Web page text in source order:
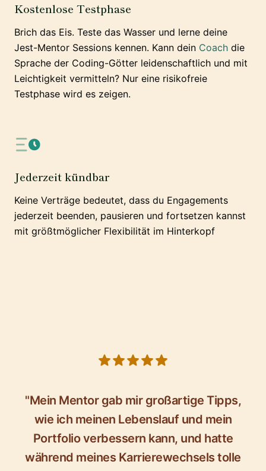
Kostenlose Testphase
Brich das Eis. Teste das Wasser und lerne deine
Jest-Mentor Sessions kennen. Kann dein Coach die
Sprache der Coding-Götter leidenschaftlich und mit
Leichtigkeit vermitteln? Nur eine risikofreie
Testphase wird es zeigen.
Jederzeit kündbar
Keine Verträge bedeutet, dass du Engagements
jederzeit beenden, pausieren und fortsetzen kannst
mit größtmöglicher Flexibilität im Hinterkopf
"Mein Mentor gab mir großartige Tipps,
wie ich meinen Lebenslauf und mein
Portfolio verbessern kann, und hatte
während meines Karrierewechsels tolle